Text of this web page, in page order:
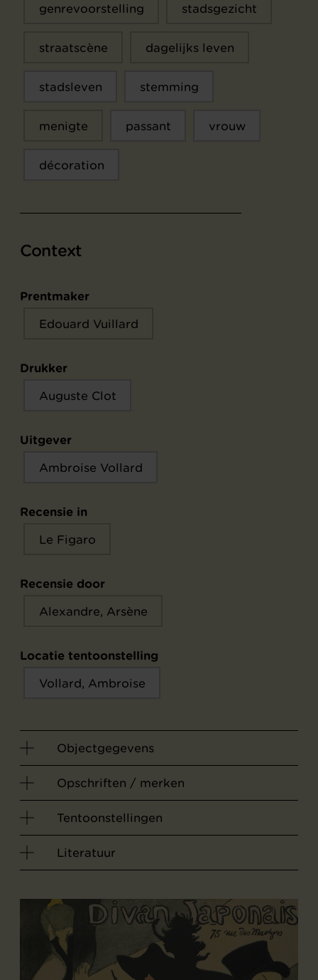
genrevoorstelling stadsgezicht
straatscène dagelijks leven
stadsleven stemming
menigte passant vrouw
décoration
Context
Prentmaker
Edouard Vuillard
Drukker
Auguste Clot
Uitgever
Ambroise Vollard
Recensie in
Le Figaro
Recensie door
Alexandre, Arsène
Locatie tentoonstelling
Vollard, Ambroise
Objectgegevens
Opschriften / merken
Tentoonstellingen
Literatuur